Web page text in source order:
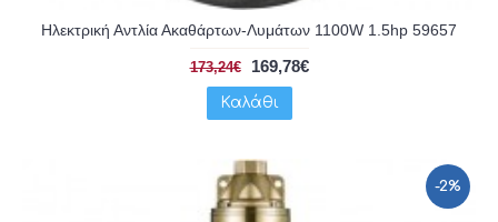
Ηλεκτρική Αντλία Ακαθάρτων-Λυμάτων 1100W 1.5hp 59657
173,24€ 169,78€
Καλάθι
-2%